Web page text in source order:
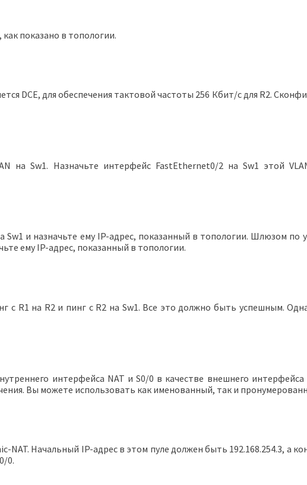
показано в топологии.
DCE, для обеспечения тактовой частоты 256 Кбит/с для R2.
на Sw1. Назначьте интерфейс FastEthernet0/2 на Sw1 этой
Sw1 и назначьте ему IP-адрес, показанный в топологии. Шлюзом
ему IP-адрес, показанный в топологии.
R1 на R2 и пинг с R2 на Sw1. Все это должно быть успешным.
интерфейса NAT и S0/0 в качестве внешнего
Вы можете использовать как именованный, так и
NAT. Начальный IP-адрес в этом пуле должен быть 192.168.254.3, а
0.